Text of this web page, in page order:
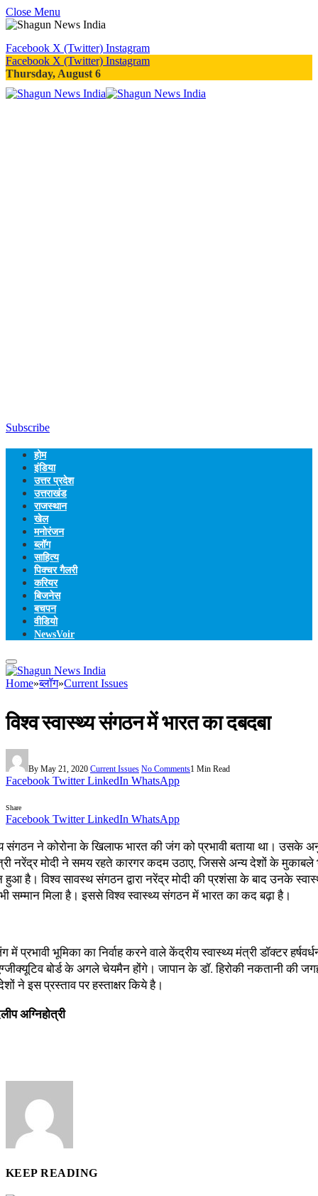
Close Menu
Facebook X (Twitter) Instagram
Facebook X (Twitter) Instagram
Thursday, August 6
Subscribe
होम
इंडिया
उत्तर प्रदेश
उत्तराखंड
राजस्थान
खेल
मनोरंजन
ब्लॉग
साहित्य
पिक्चर गैलरी
करियर
बिजनेस
बचपन
वीडियो
NewsVoir
Home»ब्लॉग»Current Issues
विश्व स्वास्थ्य संगठन में भारत का दबदबा
By May 21, 2020 Current Issues No Comments1 Min Read
Facebook Twitter LinkedIn WhatsApp
Share
Facebook Twitter LinkedIn WhatsApp
संगठन ने कोरोना के खिलाफ भारत की जंग को प्रभावी बताया था। उसके
नरेंद्र मोदी ने समय रहते कारगर कदम उठाए, जिससे अन्य देशों के मुकाबले
है। विश्व सावस्थ संगठन द्वारा नरेंद्र मोदी की प्रशंसा के बाद उनके
भी सम्मान मिला है। इससे विश्व स्वास्थ्य संगठन में भारत का कद बढ़ा है।
में प्रभावी भूमिका का निर्वाह करने वाले केंद्रीय स्वास्थ्य मंत्री डॉक्टर
बोर्ड के अगले चेयमैन होंगे। जापान के डॉ. हिरोकी नकतानी की
ने इस प्रस्ताव पर हस्ताक्षर किये है।
अग्निहोत्री
KEEP READING